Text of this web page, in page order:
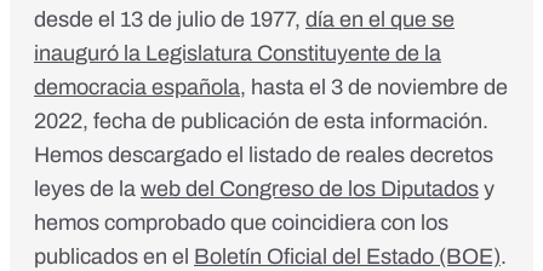
desde el 13 de julio de 1977, día en el que se
inauguró la Legislatura Constituyente de la
democracia española, hasta el 3 de noviembre de
2022, fecha de publicación de esta información.
Hemos descargado el listado de reales decretos
leyes de la web del Congreso de los Diputados y
hemos comprobado que coincidiera con los
publicados en el Boletín Oficial del Estado (BOE).